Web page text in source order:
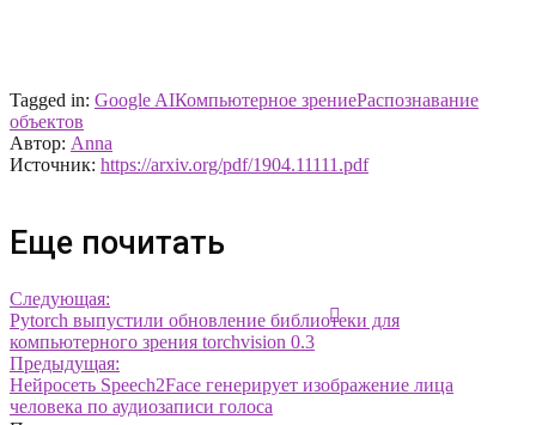
Tagged in: Google AIКомпьютерное зрениеРаспознавание
объектов
Автор: Anna
Источник: https://arxiv.org/pdf/1904.11111.pdf
Еще почитать
Следующая:
Pytorch выпустили обновление библиотеки для
компьютерного зрения torchvision 0.3
Предыдущая:
Нейросеть Speech2Face генерирует изображение лица
человека по аудиозаписи голоса